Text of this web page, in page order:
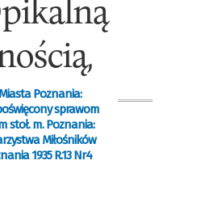
Poznania:
sprawom
stoł. m. Poznania:
Miłośników
1935 R.13 Nr4